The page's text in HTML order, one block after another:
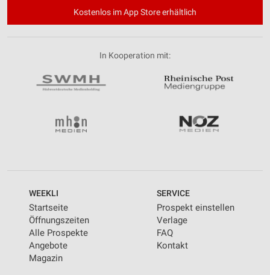
Kostenlos im App Store erhältlich
In Kooperation mit:
WEEKLI
Startseite
Öffnungszeiten
Alle Prospekte
Angebote
Magazin
SERVICE
Prospekt einstellen
Verlage
FAQ
Kontakt